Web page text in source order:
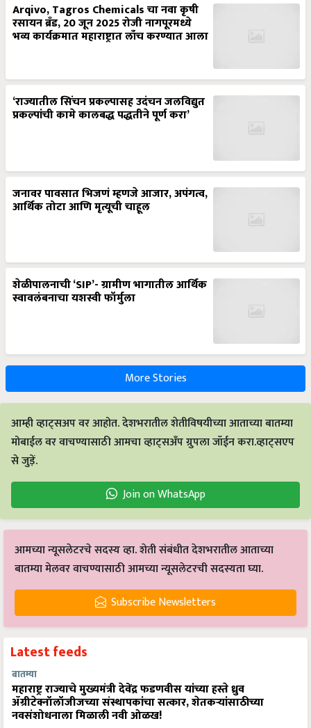
Arqivo, Tagros Chemicals चा नवा कृषी
रसायन ब्रँड, 20 जून 2025 रोजी नागपूरमध्ये
भव्य कार्यक्रमात महाराष्ट्रात लाँच करण्यात आला
‘राज्यातील सिंचन प्रकल्पासह उदंचन जलविद्युत
प्रकल्पांची कामे कालबद्ध पद्धतीने पूर्ण करा’
जनावर पावसात भिजणं म्हणजे आजार, अपंगत्व,
आर्थिक तोटा आणि मृत्यूची चाहूल
शेळीपालनाची ‘SIP’- ग्रामीण भागातील आर्थिक
स्वावलंबनाचा यशस्वी फॉर्मुला
More Stories
आम्ही व्हाट्सअप वर आहोत. देशभरातील शेतीविषयीच्या आताच्या बातम्या
मोबाईल वर वाचण्यासाठी आमचा व्हाट्सअँप ग्रुपला जॉईन करा.व्हाट्सएप
से जुड़ें.
Join on WhatsApp
आमच्या न्यूसलेटरचे सदस्य व्हा. शेती संबंधीत देशभरातील आताच्या
बातम्या मेलवर वाचण्यासाठी आमच्या न्यूसलेटरची सदस्यता घ्या.
Subscribe Newsletters
Latest feeds
बातम्या
महाराष्ट्र राज्याचे मुख्यमंत्री देवेंद्र फडणवीस यांच्या हस्ते ध्रुव
ॲग्रीटेक्नॉलॉजीजच्या संस्थापकांचा सत्कार, शेतकऱ्यांसाठीच्या
नवसंशोधनाला मिळाली नवी ओळख!